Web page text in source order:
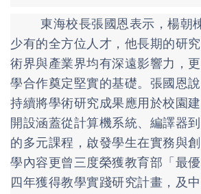
東海校長張國恩表示，楊朝
少有的全方位人才，他長期的研
術界與產業界均有深遠影響力，
學合作奠定堅實的基礎。張國恩
持續將學術研究成果應用於校園
開設涵蓋從計算機系統、編譯器
的多元課程，啟發學生在實務與
學內容更曾三度榮獲教育部「最
四年獲得教學實踐研究計畫，及